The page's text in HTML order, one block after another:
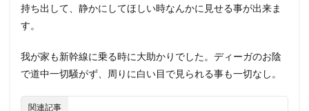
持ち出して、静かにしてほしい時なんかに見せる事が出来ま
す。
我が家も新幹線に乗る時に大助かりでした。ディーガのお陰
で道中一切騒がず、周りに白い目で見られる事も一切なし。
関連記事